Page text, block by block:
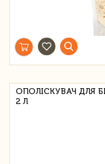
ОПОЛІСКУВАЧ ДЛЯ
2 Л